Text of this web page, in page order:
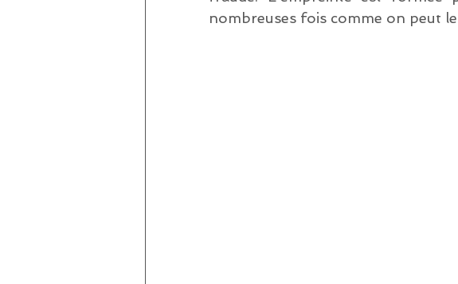
nombreuses fois comme on peut